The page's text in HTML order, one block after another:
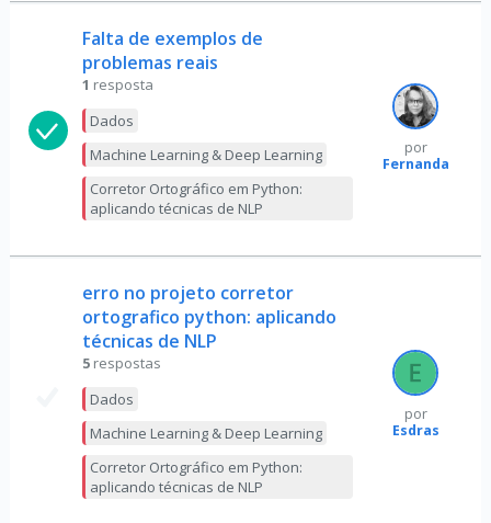
Falta de exemplos de
problemas reais
1 resposta
Dados
Machine Learning & Deep Learning
Corretor Ortográfico em Python:
aplicando técnicas de NLP
por
Fernanda
erro no projeto corretor
ortografico python: aplicando
técnicas de NLP
5 respostas
Dados
Machine Learning & Deep Learning
Corretor Ortográfico em Python:
aplicando técnicas de NLP
por
Esdras